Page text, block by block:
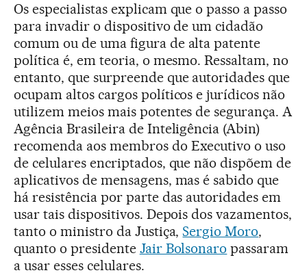
Os especialistas explicam que o passo a passo
para invadir o dispositivo de um cidadão
comum ou de uma figura de alta patente
política é, em teoria, o mesmo. Ressaltam, no
entanto, que surpreende que autoridades que
ocupam altos cargos políticos e jurídicos não
utilizem meios mais potentes de segurança. A
Agência Brasileira de Inteligência (Abin)
recomenda aos membros do Executivo o uso
de celulares encriptados, que não dispõem de
aplicativos de mensagens, mas é sabido que
há resistência por parte das autoridades em
usar tais dispositivos. Depois dos vazamentos,
tanto o ministro da Justiça,Sergio Moro,
quanto o presidente Jair Bolsonaro passaram
a usar esses celulares.